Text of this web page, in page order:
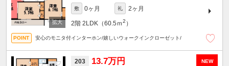
敷 0ヶ月 礼 2ヶ月
2階 2LDK（60.5ｍ2 ）
安心のモニタ付インターホン/嬉しいウォークインクローゼット/
NEW
203 13.7万円